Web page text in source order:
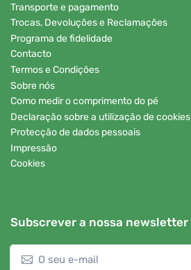
Transporte e pagamento
Trocas, Devoluções e Reclamações
Programa de fidelidade
Contacto
Termos e Condições
Sobre nós
Como medir o comprimento do pé
Declaração sobre a utilização de cookies
Protecção de dados pessoais
Impressão
Cookies
Subscrever a nossa newsletter